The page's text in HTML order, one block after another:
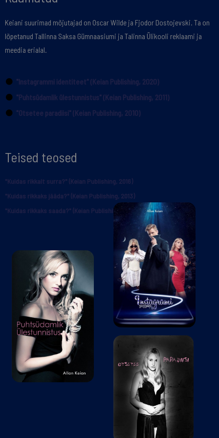
Keiani suurimad mõjutajad on Oscar Wilde ja Fjodor Dostojevski. Ta on
lõpetanud Tallinna Saksa Gümnaasiumi ja Talinna Ülikooli reklaami ja
meedia erialal.
"Instagrammi identiteet" (Keian Publishing, 2020)
"Puhtsüdamlik ülestunnistus" (Keian Publishing, 2011)
"Otsetee paradiisi" (Keian Publishing, 2010)
Teised teosed
"Kuidas rikkalt surra?" (Keian Publishing, 2016)
"Kuidas rikkaks jääda?" (Keian Publishing, 2013)
"Kuidas rikkaks saada?" (Keian Publishing, 2012)